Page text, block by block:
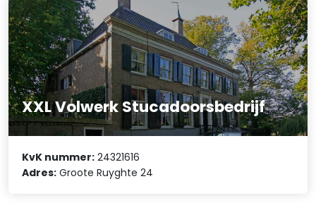
XXL Volwerk Stucadoorsbedrijf
KvK nummer: 24321616
Adres: Groote Ruyghte 24